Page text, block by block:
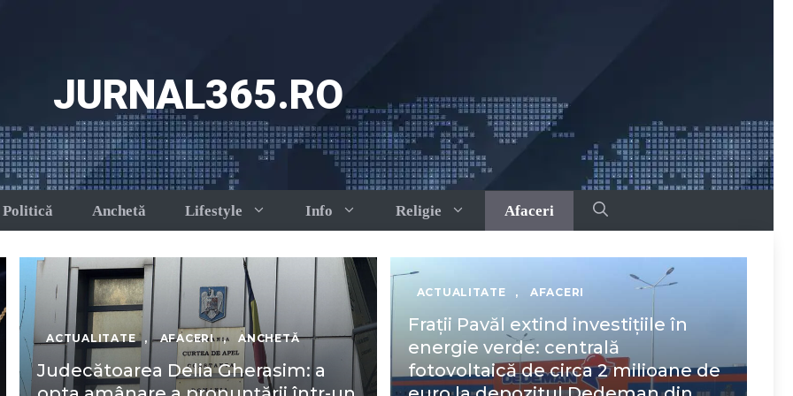
JURNAL365.RO
Politică Anchetă Lifestyle Info Religie Afaceri
ACTUALITATE , AFACERI , ANCHETĂ
Judecătoarea Delia Gherasim: a
ACTUALITATE , AFACERI
Frații Pavăl extind investițiile în
energie verde: centrală
fotovoltaică de circa 2 milioane de